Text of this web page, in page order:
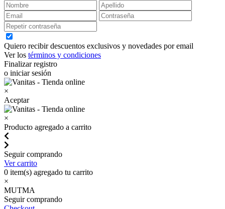
Quiero recibir descuentos exclusivos y novedades por email
Ver los términos y condiciones
Finalizar registro
o iniciar sesión
×
Aceptar
×
Producto agregado a carrito
Seguir comprando
Ver carrito
0 item(s) agregado tu carrito
×
MUTMA
Seguir comprando